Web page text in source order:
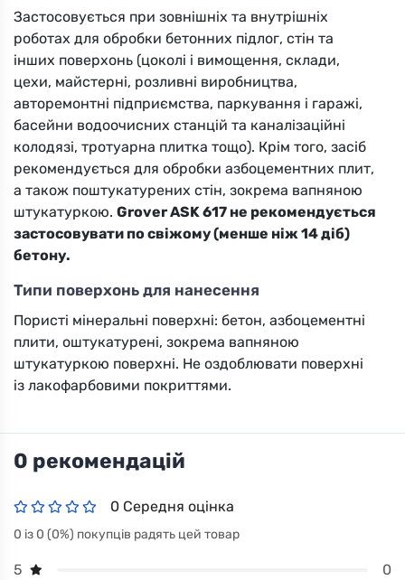
Застосовується при зовнішніх та внутрішніх
роботах для обробки бетонних підлог, стін та
інших поверхонь (цоколі і вимощення, склади,
цехи, майстерні, розливні виробництва,
авторемонтні підприємства, паркування і гаражі,
басейни водоочисних станцій та каналізаційні
колодязі, тротуарна плитка тощо). Крім того, засіб
рекомендується для обробки азбоцементних плит,
а також поштукатурених стін, зокрема вапняною
штукатуркою. Grover ASK 617 не рекомендується
застосовувати по свіжому (менше ніж 14 діб)
бетону.
Типи поверхонь для нанесення
Пористі мінеральні поверхні: бетон, азбоцементні
плити, оштукатурені, зокрема вапняною
штукатуркою поверхні. Не оздоблювати поверхні
із лакофарбовими покриттями.
0 рекомендацій
0 Середня оцінка
0 із 0 (0%) покупців радять цей товар
5
0